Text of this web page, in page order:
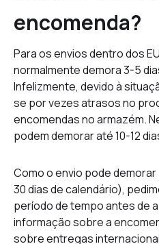
encomenda?
Para os envios dentro dos
normalmente demora 3-5
Infelizmente, devido à
se por vezes atrasos no
encomendas no armazém.
podem demorar até 10-12
Como o envio pode
30 dias de calendário),
período de tempo antes de
informação sobre a
sobre entregas